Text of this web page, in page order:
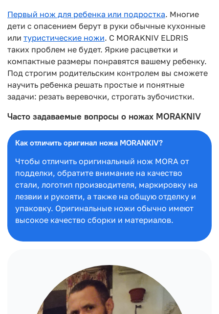
Первый нож для ребенка или подростка. Многие
дети с опасением берут в руки обычные кухонные
или туристические ножи. С MORAKNIV ELDRIS
таких проблем не будет. Яркие расцветки и
компактные размеры понравятся вашему ребенку.
Под строгим родительским контролем вы сможете
научить ребенка решать простые и понятные
задачи: резать веревочки, строгать зубочистки.
Часто задаваемые вопросы о ножах MORAKNIV
Как отличить оригинал ножа MORANKIV?
Чтобы отличить оригинальный нож MORA от
подделки, обратите внимание на качество
стали, логотип производителя, маркировку на
лезвии и рукояти, а также на общую отделку и
упаковку. Оригинальные ножи обычно имеют
высокое качество сборки и материалов.